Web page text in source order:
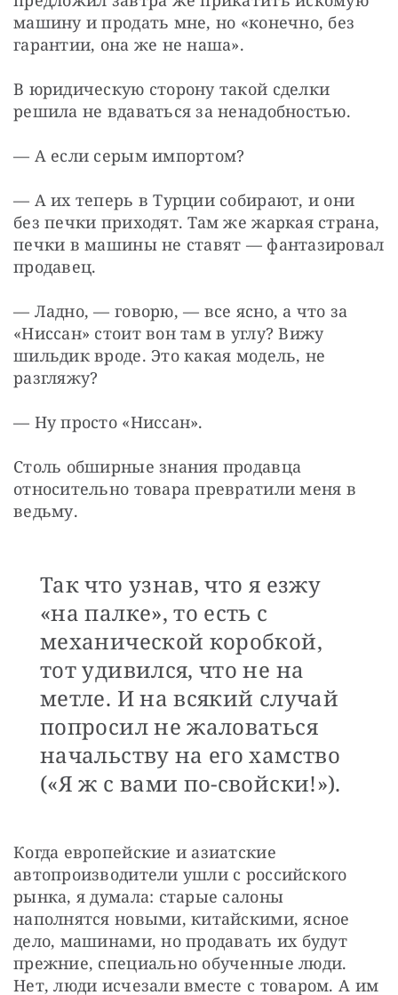
машину и продать мне, но «конечно, без
гарантии, она же не наша».
В юридическую сторону такой сделки
решила не вдаваться за ненадобностью.
— А если серым импортом?
— А их теперь в Турции собирают, и они
без печки приходят. Там же жаркая страна,
печки в машины не ставят — фантазировал
продавец.
— Ладно, — говорю, — все ясно, а что за
«Ниссан» стоит вон там в углу? Вижу
шильдик вроде. Это какая модель, не
разгляжу?
— Ну просто «Ниссан».
Столь обширные знания продавца
относительно товара превратили меня в
ведьму.
Так что узнав, что я езжу
«на палке», то есть с
механической коробкой,
тот удивился, что не на
метле. И на всякий случай
попросил не жаловаться
начальству на его хамство
(«Я ж с вами по-свойски!»).
Когда европейские и азиатские
автопроизводители ушли с российского
рынка, я думала: старые салоны
наполнятся новыми, китайскими, ясное
дело, машинами, но продавать их будут
прежние, специально обученные люди.
Нет, люди исчезали вместе с товаром. А им